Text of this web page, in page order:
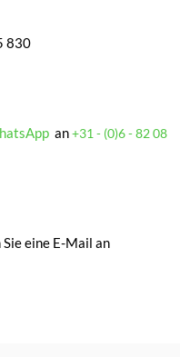
830
an+31 - (0)6 - 82 08
eine E-Mail an